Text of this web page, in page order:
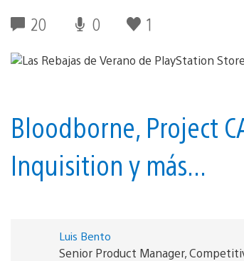
20 0 1
Bloodborne, Project
Inquisition y más...
Luis Bento
Senior Product Manager,